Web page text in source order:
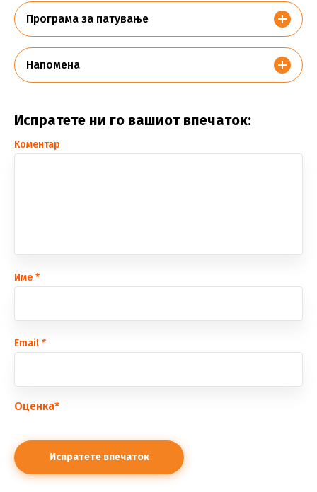
Програма за патување
Напомена
Испратете ни го вашиот впечаток:
Коментар
Име *
Еmail *
Оценка*